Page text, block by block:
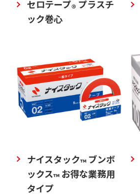
セロテープ® プラスチ
ック巻心
ナイスタック™ブンボ
ックス™お得な業務用
タイプ